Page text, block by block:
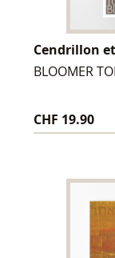
Cendrillon
BLOOMER
CHF 19.90